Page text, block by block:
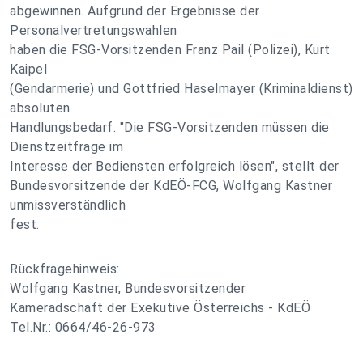
abgewinnen. Aufgrund der Ergebnisse der
Personalvertretungswahlen
haben die FSG-Vorsitzenden Franz Pail (Polizei), Kurt
Kaipel
(Gendarmerie) und Gottfried Haselmayer (Kriminaldienst)
absoluten
Handlungsbedarf. "Die FSG-Vorsitzenden müssen die
Dienstzeitfrage im
Interesse der Bediensten erfolgreich lösen", stellt der
Bundesvorsitzende der KdEÖ-FCG, Wolfgang Kastner
unmissverständlich
fest.
Rückfragehinweis:
Wolfgang Kastner, Bundesvorsitzender
Kameradschaft der Exekutive Österreichs - KdEÖ
Tel.Nr.: 0664/46-26-973